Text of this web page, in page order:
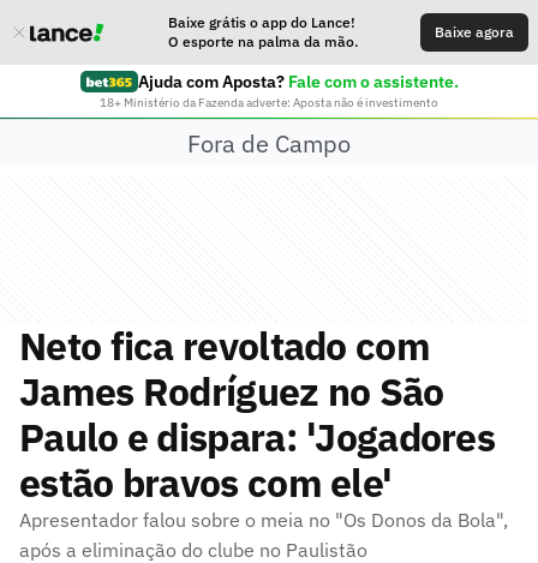
Baixe grátis o app do Lance!
O esporte na palma da mão.
Baixe agora
Ajuda com Aposta? Fale com o assistente.
18+ Ministério da Fazenda adverte: Aposta não é investimento
Fora de Campo
Neto fica revoltado com
James Rodríguez no São
Paulo e dispara: 'Jogadores
estão bravos com ele'
Apresentador falou sobre o meia no "Os Donos da Bola",
após a eliminação do clube no Paulistão